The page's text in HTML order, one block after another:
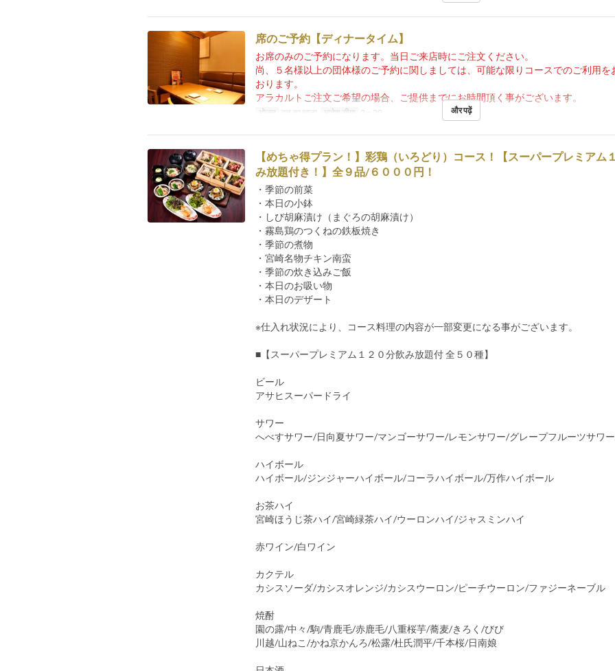
席のご予約【ディナータイム】
お席のみのご予約になります。当日ご来店時にご注文ください。
尚、５名様以上の団体様のご予約に関しましては、可能な限りコースでのご利用を
おります。
アラカルトご注文ご希望の場合、ご提供までにお時間頂く事がございます。
भोजन रात का खाना आदेश सीमा 2 ~ 20 और पढ़ें
【めちゃ得プラン！】彩鶏（いろどり）コース！【スーパープレミアム
み放題付き！】全９品/６０００円！
・季節の前菜
・本日の小鉢
・しび胡麻漬け（まぐろの胡麻漬け）
・霧島鶏のつくねの鉄板焼き
・季節の煮物
・宮崎名物チキン南蛮
・季節の炊き込みご飯
・本日のお吸い物
・本日のデザート
※仕入れ状況により、コース料理の内容が一部変更になる事がございます。
■【スーパープレミアム１２０分飲み放題付 全５０種】
ビール
アサヒスーパードライ
サワー
へべすサワー/日向夏サワー/マンゴーサワー/レモンサワー/グレープフルーツサワ
ハイボール
ハイボール/ジンジャーハイボール/コーラハイボール/万作ハイボール
お茶ハイ
宮崎ほうじ茶ハイ/宮崎緑茶ハイ/ウーロンハイ/ジャスミンハイ
赤ワイン/白ワイン
カクテル
カシスソーダ/カシスオレンジ/カシスウーロン/ピーチウーロン/ファジーネーブル
焼酎
園の露/中々/駒/青鹿毛/赤鹿毛/八重桜芋/蕎麦/きろく/びび
川越/山ねこ/かね京かんろ/松露/杜氏潤平/千本桜/日南娘